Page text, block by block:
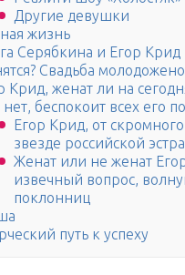
Другие девушки
жизнь
Серябкина и Егор Крид
Свадьба
Крид, женат ли на
беспокоит всех его
Егор Крид, от
звезде российской
Женат или не женат
извечный вопрос,
поклонниц
путь к успеху